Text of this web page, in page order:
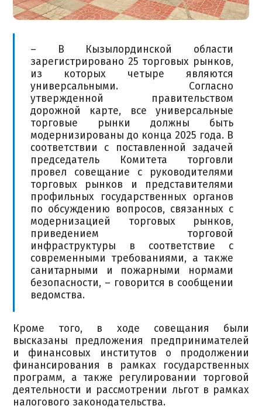
– В Кызылординской области
зарегистрировано 25 торговых рынков,
из которых четыре являются
универсальными. Согласно
утвержденной правительством
дорожной карте, все универсальные
торговые рынки должны быть
модернизированы до конца 2025 года. В
соответствии с поставленной задачей
председатель Комитета торговли
провел совещание с руководителями
торговых рынков и представителями
профильных государственных органов
по обсуждению вопросов, связанных с
модернизацией торговых рынков,
приведением торговой
инфраструктуры в соответствие с
современными требованиями, а также
санитарными и пожарными нормами
безопасности, – говорится в сообщении
ведомства.
Кроме того, в ходе совещания были
высказаны предложения предпринимателей
и финансовых институтов о продолжении
финансирования в рамках государственных
программ, а также регулировании торговой
деятельности и рассмотрении льгот в рамках
налогового законодательства.